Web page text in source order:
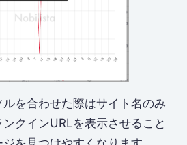
を合わせた際はサイト名のみ
クインURLを表示させること